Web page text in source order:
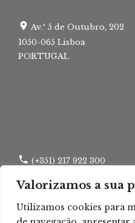
Valorizamos a sua
Utilizamos cookies para
Av.ª 5 de Outubro, 202
1050-065 Lisboa
PORTUGAL
(+351) 217 922 300
(+351) 217 960 295